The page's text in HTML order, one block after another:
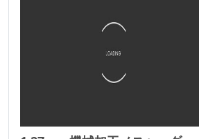
ミニDINコネクタシ
SICコネクタシリー
ズ